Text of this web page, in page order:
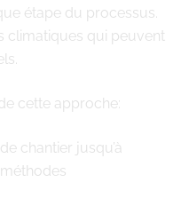
étape du processus.
climatiques qui peuvent
cette approche:
chantier jusqu’à